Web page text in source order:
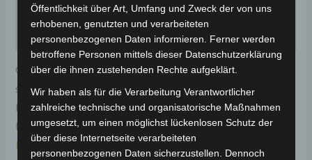
Produktsicherheit
Rezensionen (0)
Original-Ersatzteil für den Elektro-Scooter VS2. Linker
schwingenabdeckung-weiss für optimale
Funktionalität und Haltbarkeit. Weitere
Informationen zum Fahrzeug findest du hier:Volta
Motor Elektro-Scooter VS2.
Öffentlichkeit über Art, Umfang und Zweck der von uns
erhobenen, genutzten und verarbeiteten
personenbezogenen Daten informieren. Ferner werden
betroffene Personen mittels dieser Datenschutzerklärung
über die ihnen zustehenden Rechte aufgeklärt.
Wir haben als für die Verarbeitung Verantwortlicher
zahlreiche technische und organisatorische Maßnahmen
umgesetzt, um einen möglichst lückenlosen Schutz der
über diese Internetseite verarbeiteten
personenbezogenen Daten sicherzustellen. Dennoch